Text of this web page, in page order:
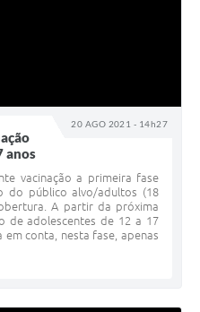
20 AGO 2021 - 14h27
anos
vacinação a primeira fase
do público alvo/adultos (18
A partir da próxima
de adolescentes de 12 a 17
em conta, nesta fase, apenas